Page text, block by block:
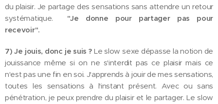
du plaisir. Je partage des sensations sans attendre un retour
systématique. "Je donne pour partager pas pour
recevoir".
7) Je jouis, donc je suis ? Le slow sexe dépasse la notion de
jouissance même si on ne s'interdit pas ce plaisir mais ce
n'est pas une fin en soi. J'apprends à jouir de mes sensations,
toutes les sensations à l'instant présent. Avec ou sans
pénétration, je peux prendre du plaisir et le partager. Le slow